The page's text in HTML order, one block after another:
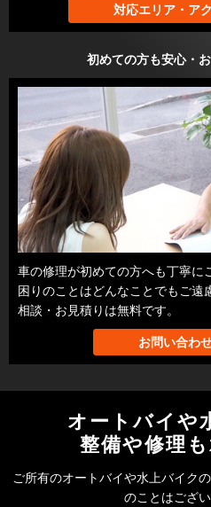
対応エリア・ア
初めての方も安心・
車の修理が初めての方へも丁寧に
困りのことはどんなことでもご遠
相談・お見積りは無料です。
お問い合わ
オートバイや
整備や修理
ご所有のオートバイや水上バイク
のことはござ